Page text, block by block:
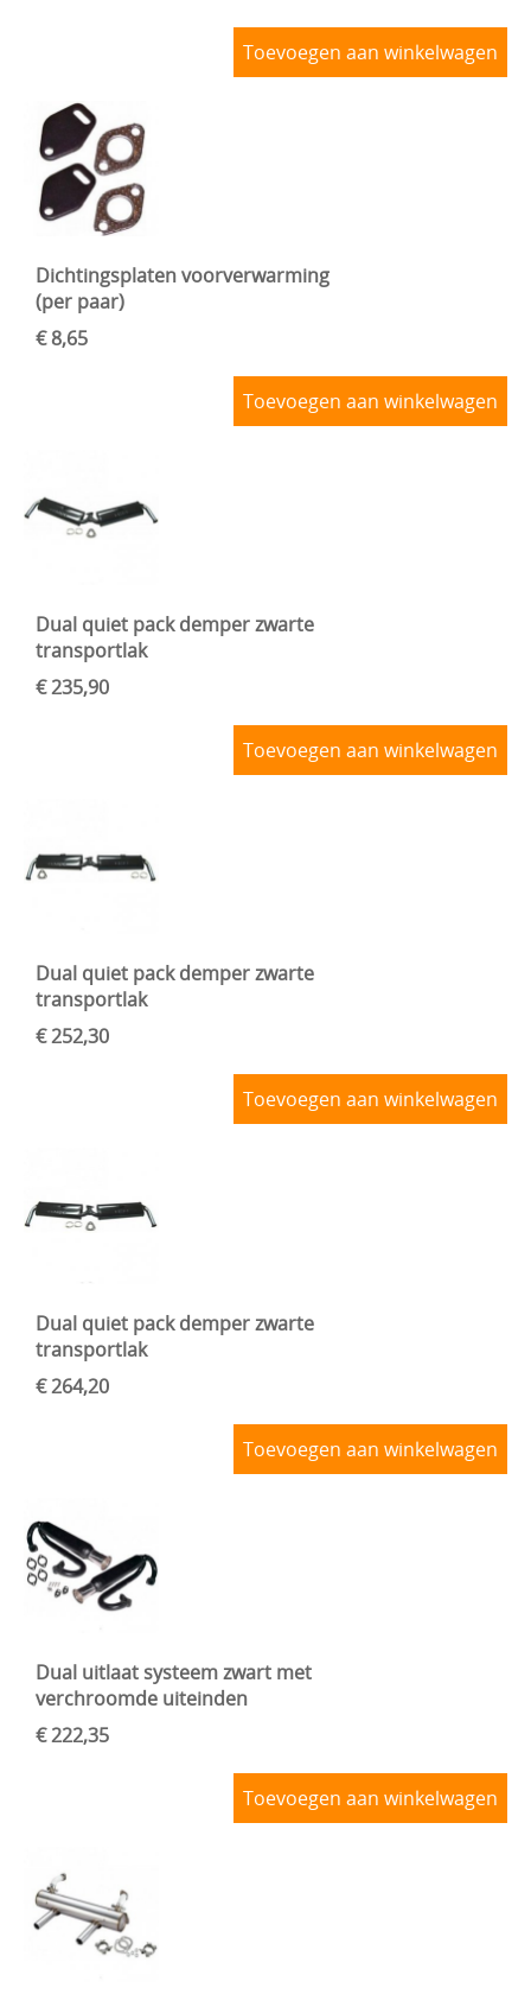
Toevoegen aan winkelwagen
Dichtingsplaten voorverwarming
(per paar)
€ 8,65
Toevoegen aan winkelwagen
Dual quiet pack demper zwarte
transportlak
€ 235,90
Toevoegen aan winkelwagen
Dual quiet pack demper zwarte
transportlak
€ 252,30
Toevoegen aan winkelwagen
Dual quiet pack demper zwarte
transportlak
€ 264,20
Toevoegen aan winkelwagen
Dual uitlaat systeem zwart met
verchroomde uiteinden
€ 222,35
Toevoegen aan winkelwagen